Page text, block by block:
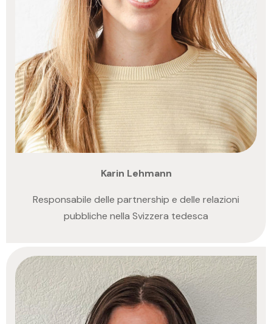
Karin Lehmann
Responsabile delle partnership e delle relazioni
pubbliche nella Svizzera tedesca